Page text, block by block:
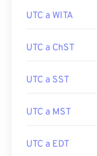
UTC a WITA
UTC a ChST
UTC a SST
UTC a MST
UTC a EDT